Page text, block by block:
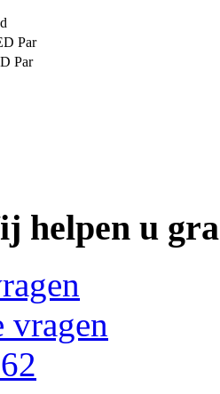
Par
Par
helpen u
vragen